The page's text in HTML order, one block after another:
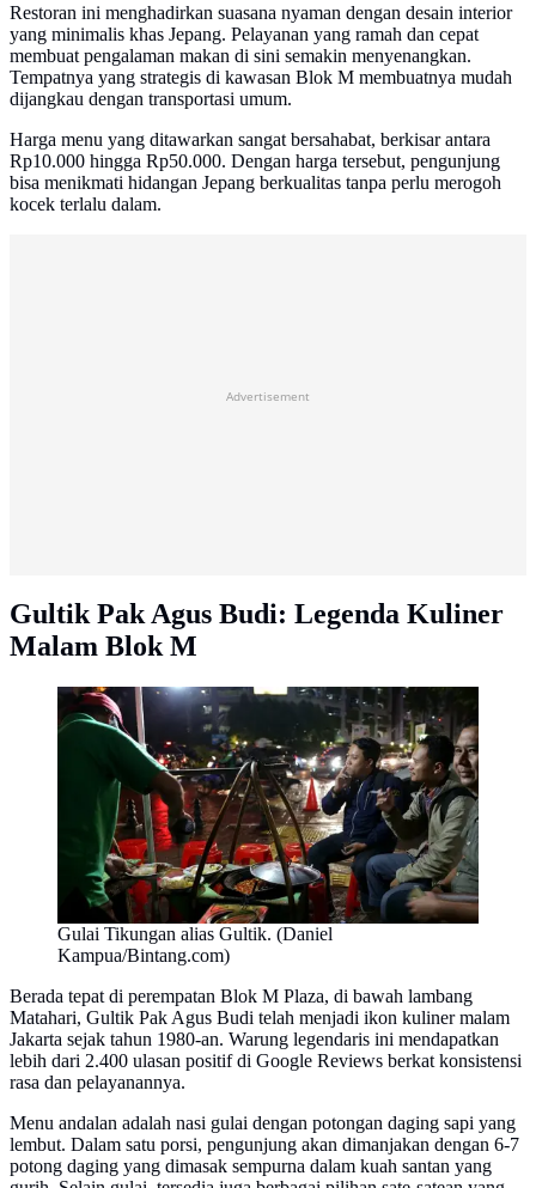
Restoran ini menghadirkan suasana nyaman dengan desain interior
yang minimalis khas Jepang. Pelayanan yang ramah dan cepat
membuat pengalaman makan di sini semakin menyenangkan.
Tempatnya yang strategis di kawasan Blok M membuatnya mudah
dijangkau dengan transportasi umum.
Harga menu yang ditawarkan sangat bersahabat, berkisar antara
Rp10.000 hingga Rp50.000. Dengan harga tersebut, pengunjung
bisa menikmati hidangan Jepang berkualitas tanpa perlu merogoh
kocek terlalu dalam.
Advertisement
Gultik Pak Agus Budi: Legenda Kuliner
Malam Blok M
Gulai Tikungan alias Gultik. (Daniel
Kampua/Bintang.com)
Berada tepat di perempatan Blok M Plaza, di bawah lambang
Matahari, Gultik Pak Agus Budi telah menjadi ikon kuliner malam
Jakarta sejak tahun 1980-an. Warung legendaris ini mendapatkan
lebih dari 2.400 ulasan positif di Google Reviews berkat konsistensi
rasa dan pelayanannya.
Menu andalan adalah nasi gulai dengan potongan daging sapi yang
lembut. Dalam satu porsi, pengunjung akan dimanjakan dengan 6-7
potong daging yang dimasak sempurna dalam kuah santan yang